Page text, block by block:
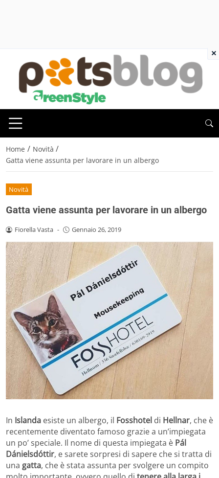
Home / Novità /
Gatta viene assunta per lavorare in un albergo
Novità
Gatta viene assunta per lavorare in un albergo
Fiorella Vasta - Gennaio 26, 2019
In Islanda esiste un albergo, il Fosshotel di Hellnar, che è
recentemente diventato famoso grazie a un’impiegata
un po’ speciale. Il nome di questa impiegata è Pál
Dánielsdóttir, e sarete sorpresi di sapere che si tratta di
una gatta, che è stata assunta per svolgere un compito
×